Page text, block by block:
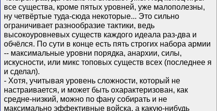
все существа, кроме пятых уровней, уже малополезны,
ну четвёртые туда-сюда некоторые... Это сильно
ограничивает разнообразие тактики, ведь
высокоуровневых существ каждого идеала раз-два и
обчёлся. По сути в конце есть пять строгих набора армии
-- максимальные уровни порядка, анархии, силы,
искусности, или микс топовых существ всех (последнее я
и сделал).
- Хотя, учитывая уровень сложности, который не
настраивается, и может быть охарактеризован, как
средне-низкий, можно по фану собирать и не
максимально эффективные войска, а какую-нибудь